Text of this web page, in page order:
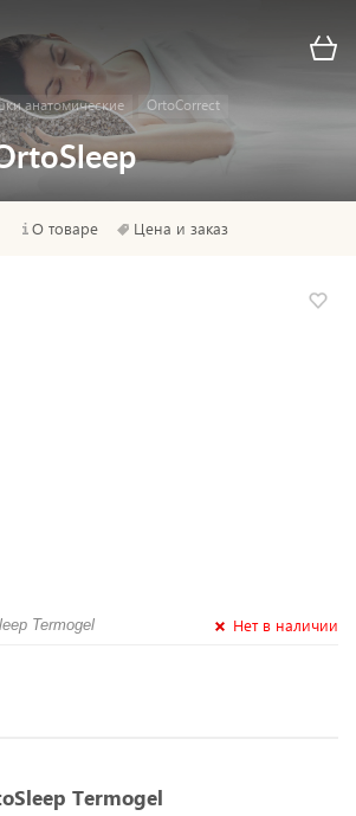
анатомические OrtoCorrect
О товаре Цена и заказ
Termogel Нет в наличии
Termogel